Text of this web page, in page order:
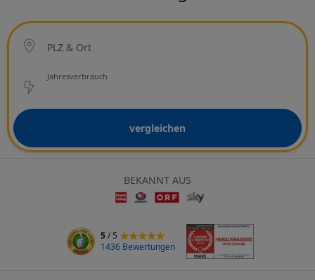
PLZ & Ort
Ort
Netzbetreiber
Jahresverbrauch
vergleichen
BEKANNT AUS
5/ 5
1436 Bewertungen